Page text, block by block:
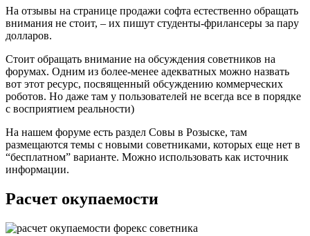
На отзывы на странице продажи софта естественно обращать
внимания не стоит, – их пишут студенты-фрилансеры за пару
долларов.
Стоит обращать внимание на обсуждения советников на
форумах. Одним из более-менее адекватных можно назвать
вот этот ресурс, посвященный обсуждению коммерческих
роботов. Но даже там у пользователей не всегда все в порядке
с восприятием реальности)
На нашем форуме есть раздел Совы в Розыске, там
размещаются темы с новыми советниками, которых еще нет в
“бесплатном” варианте. Можно использовать как источник
информации.
Расчет окупаемости